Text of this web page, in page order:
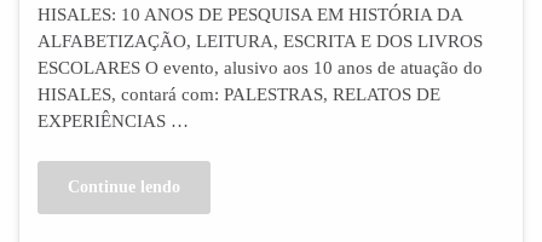
HISALES: 10 ANOS DE PESQUISA EM HISTÓRIA DA
ALFABETIZAÇÃO, LEITURA, ESCRITA E DOS LIVROS
ESCOLARES O evento, alusivo aos 10 anos de atuação do
HISALES, contará com: PALESTRAS, RELATOS DE
EXPERIÊNCIAS …
Continue lendo